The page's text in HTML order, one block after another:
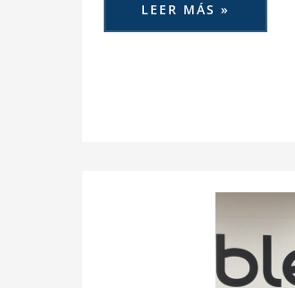
LEER MÁS »